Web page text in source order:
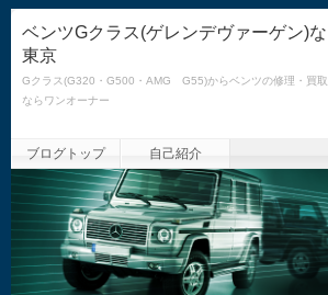
ベンツGクラス(ゲレンデヴァーゲン)
東京
Gクラス(G320・G500・AMG G55)からベンツの修理・買
ならワンオーナー
ブログトップ 自己紹介